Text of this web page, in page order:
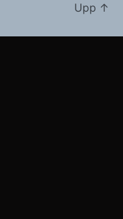
Upp ↑